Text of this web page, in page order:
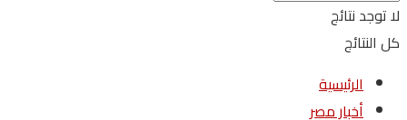
لا توجد نتائج
كل النتائج
الرئيسية
أخبار مصر